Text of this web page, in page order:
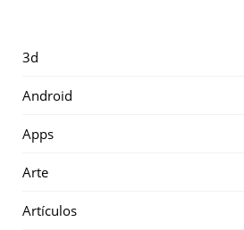
3d
Android
Apps
Arte
Artículos